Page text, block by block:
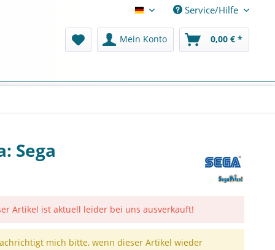
Deutsch Service/Hilfe
Mein Konto 0,00 € *
Sega
Artikel ist aktuell leider bei uns ausverkauft!
mich bitte, wenn dieser Artikel wieder